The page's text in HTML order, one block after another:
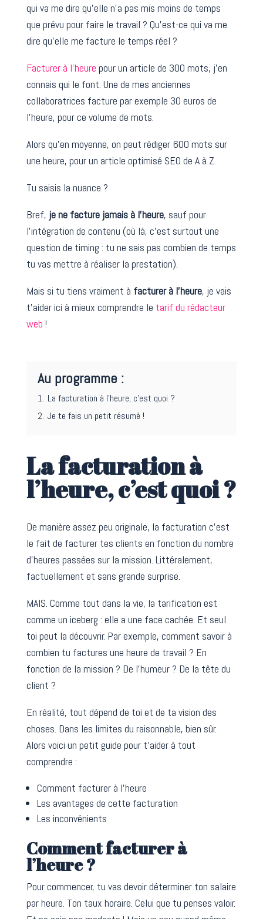
qui va me dire qu’elle n’a pas mis moins de temps
que prévu pour faire le travail ? Qu’est-ce qui va me
dire qu’elle me facture le temps réel ?
Facturer à l’heure pour un article de 300 mots, j’en
connais qui le font. Une de mes anciennes
collaboratrices facture par exemple 30 euros de
l’heure, pour ce volume de mots.
Alors qu’en moyenne, on peut rédiger 600 mots sur
une heure, pour un article optimisé SEO de A à Z.
Tu saisis la nuance ?
Bref, je ne facture jamais à l’heure, sauf pour
l’intégration de contenu (où là, c’est surtout une
question de timing : tu ne sais pas combien de temps
tu vas mettre à réaliser la prestation).
Mais si tu tiens vraiment à facturer à l’heure, je vais
t’aider ici à mieux comprendre le tarif du rédacteur
web !
Au programme :
1. La facturation à l’heure, c’est quoi ?
2. Je te fais un petit résumé !
La facturation à
l’heure, c’est quoi ?
De manière assez peu originale, la facturation c’est
le fait de facturer tes clients en fonction du nombre
d’heures passées sur la mission. Littéralement,
factuellement et sans grande surprise.
MAIS. Comme tout dans la vie, la tarification est
comme un iceberg : elle a une face cachée. Et seul
toi peut la découvrir. Par exemple, comment savoir à
combien tu factures une heure de travail ? En
fonction de la mission ? De l’humeur ? De la tête du
client ?
En réalité, tout dépend de toi et de ta vision des
choses. Dans les limites du raisonnable, bien sûr.
Alors voici un petit guide pour t’aider à tout
comprendre :
Comment facturer à l’heure
Les avantages de cette facturation
Les inconvénients
Comment facturer à
l’heure ?
Pour commencer, tu vas devoir déterminer ton salaire
par heure. Ton taux horaire. Celui que tu penses valoir.